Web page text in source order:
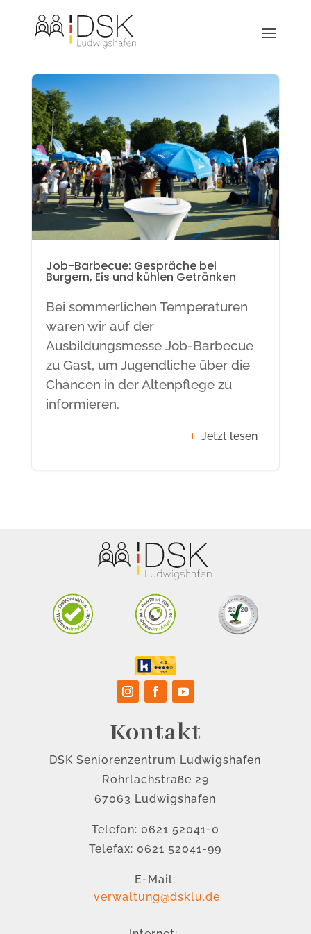
Job-Barbecue: Gespräche bei
Burgern, Eis und kühlen Getränken
Bei sommerlichen Temperaturen
waren wir auf der
Ausbildungsmesse Job-Barbecue
zu Gast, um Jugendliche über die
Chancen in der Altenpflege zu
informieren.
Jetzt lesen
Kontakt
DSK Seniorenzentrum Ludwigshafen
Rohrlachstraße 29
67063 Ludwigshafen
Telefon: 0621 52041-0
Telefax: 0621 52041-99
E-Mail:
verwaltung@dsklu.de